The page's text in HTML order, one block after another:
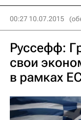
00:27 10.07.2015
Руссефф:
свои
в рамках